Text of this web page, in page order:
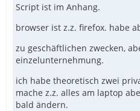
Script ist im Anhang.
browser ist z.z. firefox. habe
zu geschäftlichen zwecken,
einzelunternehmung.
ich habe theoretisch zwei
mache z.z. alles am laptop
bald ändern.